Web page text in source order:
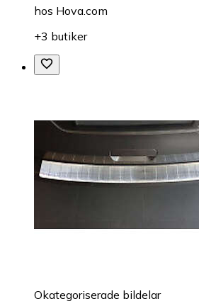
hos Hova.com
+3 butiker
Okategoriserade bildelar